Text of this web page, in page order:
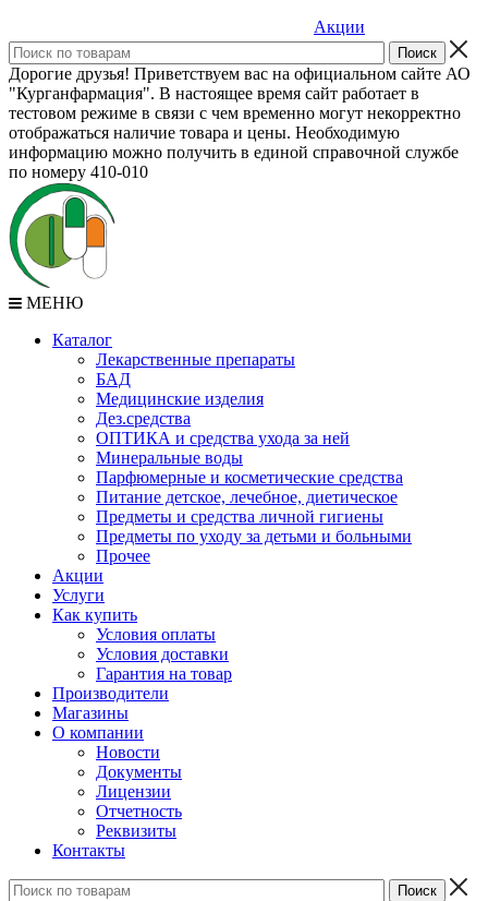
Акции
Дорогие друзья! Приветствуем вас на официальном сайте АО
"Курганфармация". В настоящее время сайт работает в
тестовом режиме в связи с чем временно могут некорректно
отображаться наличие товара и цены. Необходимую
информацию можно получить в единой справочной службе
по номеру 410-010
МЕНЮ
Каталог
Лекарственные препараты
БАД
Медицинские изделия
Дез.средства
ОПТИКА и средства ухода за ней
Минеральные воды
Парфюмерные и косметические средства
Питание детское, лечебное, диетическое
Предметы и средства личной гигиены
Предметы по уходу за детьми и больными
Прочее
Акции
Услуги
Как купить
Условия оплаты
Условия доставки
Гарантия на товар
Производители
Магазины
О компании
Новости
Документы
Лицензии
Отчетность
Реквизиты
Контакты